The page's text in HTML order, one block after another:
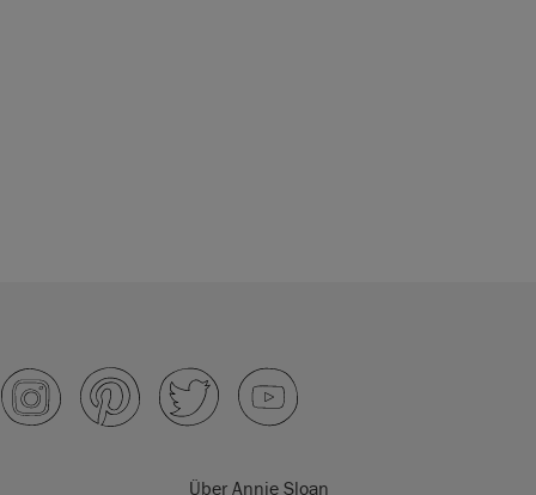
Über Annie Sloan